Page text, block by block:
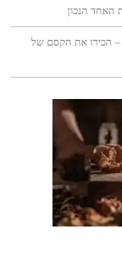
האחד הנכון
– הכירו את הקסם של